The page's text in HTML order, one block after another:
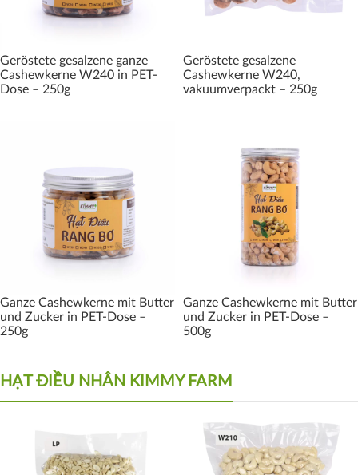
Geröstete gesalzene ganze
Cashewkerne W240 in PET-
Dose – 250g
Geröstete gesalzene
Cashewkerne W240,
vakuumverpackt – 250g
Ganze Cashewkerne mit Butter
und Zucker in PET-Dose –
250g
Ganze Cashewkerne mit Butter
und Zucker in PET-Dose –
500g
HẠT ĐIỀU NHÂN KIMMY FARM